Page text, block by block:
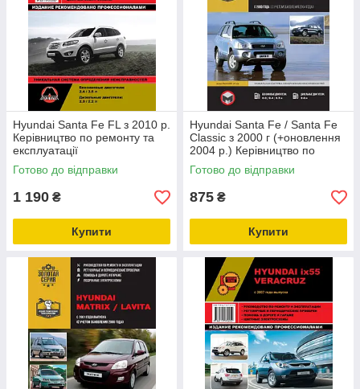
Hyundai Santa Fe FL з 2010 р.
Керівництво по ремонту та
експлуатації
Готово до відправки
1 190 ₴
Купити
Hyundai Santa Fe / Santa Fe
Classic з 2000 г (+оновлення
2004 р.) Керівництво по
ремонту та експлуатації
Готово до відправки
875 ₴
Купити